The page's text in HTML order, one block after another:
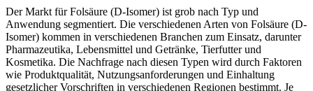
Der Markt für Folsäure (D-Isomer) ist grob nach Typ und
Anwendung segmentiert. Die verschiedenen Arten von Folsäure (D-
Isomer) kommen in verschiedenen Branchen zum Einsatz, darunter
Pharmazeutika, Lebensmittel und Getränke, Tierfutter und
Kosmetika. Die Nachfrage nach diesen Typen wird durch Faktoren
wie Produktqualität, Nutzungsanforderungen und Einhaltung
gesetzlicher Vorschriften in verschiedenen Regionen bestimmt. Je